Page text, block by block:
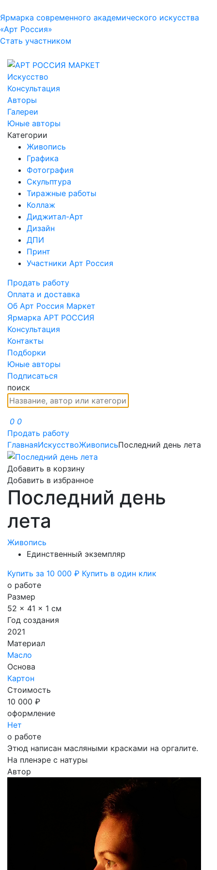
Ярмарка современного академического искусства
«Арт Россия»
Стать участником
Искусство
Консультация
Авторы
Галереи
Юные авторы
Категории
Живопись
Графика
Фотография
Скульптура
Тиражные работы
Коллаж
Диджитал-Арт
Дизайн
ДПИ
Принт
Участники Арт Россия
Продать работу
Оплата и доставка
Об Арт Россия Маркет
Ярмарка АРТ РОССИЯ
Консультация
Контакты
Подборки
Юные авторы
Подписаться
поиск
0 0
Продать работу
ГлавнаяИскусствоЖивописьПоследний день лета
Добавить в корзину
Добавить в избранное
Последний день
лета
Живопись
Единственный экземпляр
Купить за 10 000 ₽ Купить в один клик
о работе
Размер
52 x 41 x 1 см
Год создания
2021
Материал
Масло
Основа
Картон
Стоимость
10 000 ₽
оформление
Нет
о работе
Этюд написан масляными красками на оргалите.
На пленэре с натуры
Автор